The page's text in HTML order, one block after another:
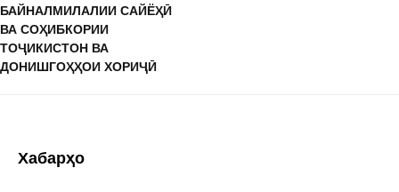
БАЙНАЛМИЛАЛИИ САЙЁҲӢ
ВА СОҲИБКОРИИ
ТОҶИКИСТОН ВА
ДОНИШГОҲҲОИ ХОРИҶӢ
Хабарҳо